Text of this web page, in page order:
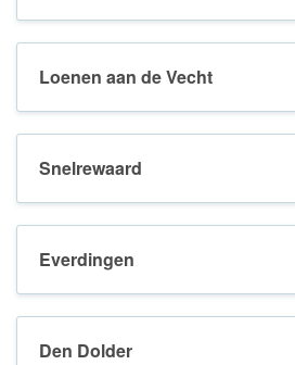
Loenen aan de Vecht
Snelrewaard
Everdingen
Den Dolder